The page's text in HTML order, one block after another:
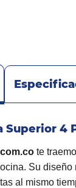
Superior 4
te
Su
al mismo